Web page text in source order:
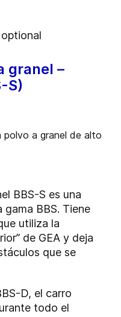
granel –
S)
BBS-S es una
gama BBS. Tiene
utiliza la
de GEA y deja
que se
D, el carro
todo el